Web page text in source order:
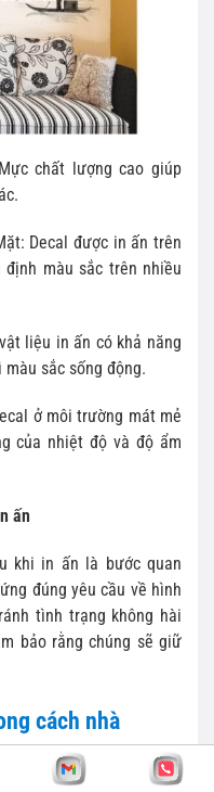
chất lượng cao giúp
Decal được in ấn trên
màu sắc trên nhiều
liệu in ấn có khả năng
sắc sống động.
ở môi trường mát mẻ
của nhiệt độ và độ ẩm
ấn
khi in ấn là bước quan
đúng yêu cầu về hình
tình trạng không hài
bảo rằng chúng sẽ giữ
cách nhà
cách và màu sắc nhà